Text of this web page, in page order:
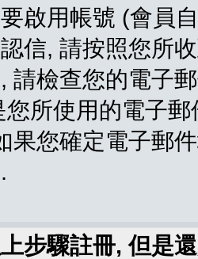
啟用帳號 (會員
信, 請按照您所
請檢查您的電子
您所使用的電子
果您確定電子郵
步驟註冊, 但是